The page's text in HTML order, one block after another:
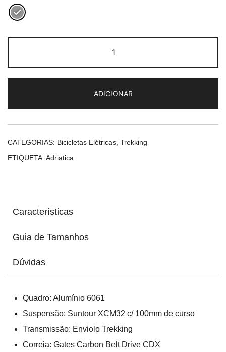
de
Adriatica
Urban
ADICIONAR
CATEGORIAS: Bicicletas Elétricas Trekking
ETIQUETA: Adriatica
Características
Guia de Tamanhos
Dúvidas
Quadro: Alumínio 6061
Suspensão: Suntour XCM32 c/ 100mm de curso
Transmissão: Enviolo Trekking
Correia: Gates Carbon Belt Drive CDX